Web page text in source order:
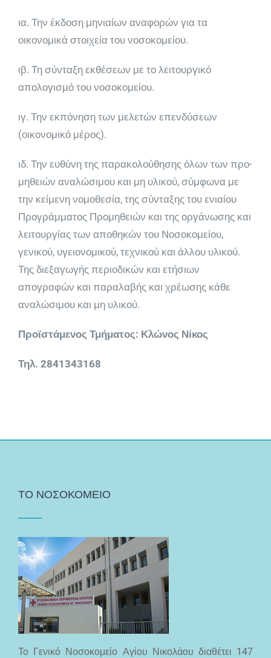
ια. Την έκδοση μηνιαίων αναφορών για τα
οικονομικά στοιχεία του νοσοκομείου.
ιβ. Τη σύνταξη εκθέσεων με το λειτουργικό
απολογι­σμό του νοσοκομείου.
ιγ. Την εκπόνηση των μελετών επενδύσεων
(οικονο­μικό μέρος).
ιδ. Την ευθύνη της παρακολούθησης όλων των προ­
μηθειών αναλώσιμου και μη υλικού, σύμφωνα με
την κείμενη νομοθεσία, της σύνταξης του ενιαίου
Προγράμ­ματος Προμηθειών και της οργάνωσης και
λειτουργίας των αποθηκών του Νοσοκομείου,
γενικού, υγειονομικού, τεχνικού και άλλου υλικού.
Της διεξαγωγής περιοδικών και ετήσιων
απογραφών και παραλαβής και χρέωσης κάθε
αναλώσιμου και μη υλικού.
Προϊστάμενος Τμήματος: Κλώνος Νίκος
Τηλ. 2841343168
ΤΟ ΝΟΣΟΚΟΜΕΙΟ
Το Γενικό Νοσοκομείο Αγίου Νικολάου διαθέτει 147